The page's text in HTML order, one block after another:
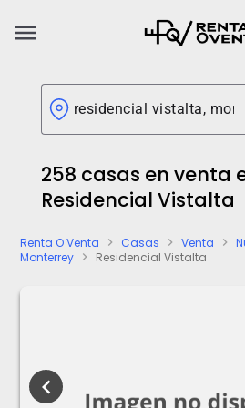
menu
258 casas en venta
Residencial Vistalta
Renta O Venta chevron_right Casas chevron_right Venta chevron_right
Monterrey chevron_right Residencial Vistalta
chevron_left